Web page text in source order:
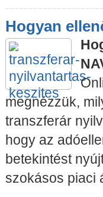
Hogyan
megnézzük,
transzferár
hogy az
betekintést
szokásos piaci